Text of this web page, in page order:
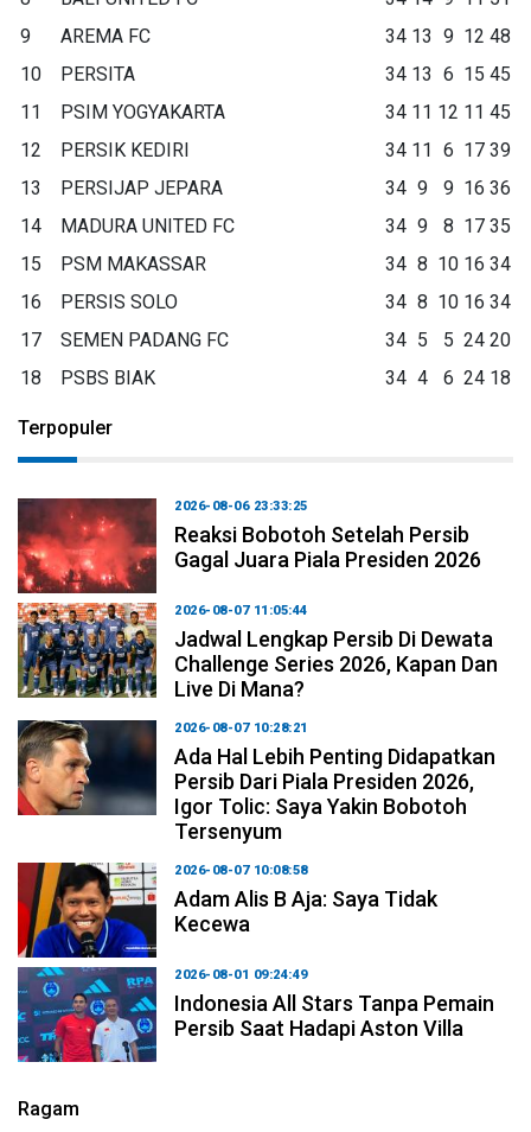
9
AREMA FC 34 13 9 12 48
10
PERSITA 34 13 6 15 45
11
PSIM YOGYAKARTA 34 11 12 11 45
12
PERSIK KEDIRI 34 11 6 17 39
13
PERSIJAP JEPARA 34 9 9 16 36
14
MADURA UNITED FC 34 9 8 17 35
15
PSM MAKASSAR 34 8 10 16 34
16
PERSIS SOLO 34 8 10 16 34
17
SEMEN PADANG FC 34 5 5 24 20
18
PSBS BIAK 34 4 6 24 18
Terpopuler
2026-08-06 23:33:25
Reaksi Bobotoh Setelah Persib
Gagal Juara Piala Presiden 2026
2026-08-07 11:05:44
Jadwal Lengkap Persib Di Dewata
Challenge Series 2026, Kapan Dan
Live Di Mana?
2026-08-07 10:28:21
Ada Hal Lebih Penting Didapatkan
Persib Dari Piala Presiden 2026,
Igor Tolic: Saya Yakin Bobotoh
Tersenyum
2026-08-07 10:08:58
Adam Alis B Aja: Saya Tidak
Kecewa
2026-08-01 09:24:49
Indonesia All Stars Tanpa Pemain
Persib Saat Hadapi Aston Villa
Ragam